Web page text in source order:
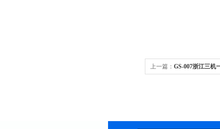
上一篇： GS-007浙江三机